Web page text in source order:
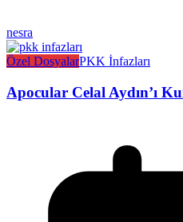
nesra
Özel DosyalarPKK İnfazları
Apocular Celal Aydın’ı